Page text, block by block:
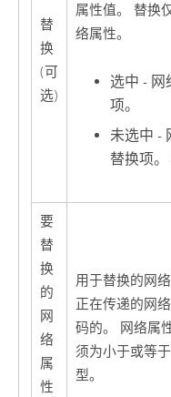
替
换
(可
选)
属性值。 替换
络属性。
选中 - 网
项。
未选中 -
替换项。
要
替
换
的
网
络
属
性
用于替换的网
正在传递的网
码的。 网络属
须为小于或等
型。